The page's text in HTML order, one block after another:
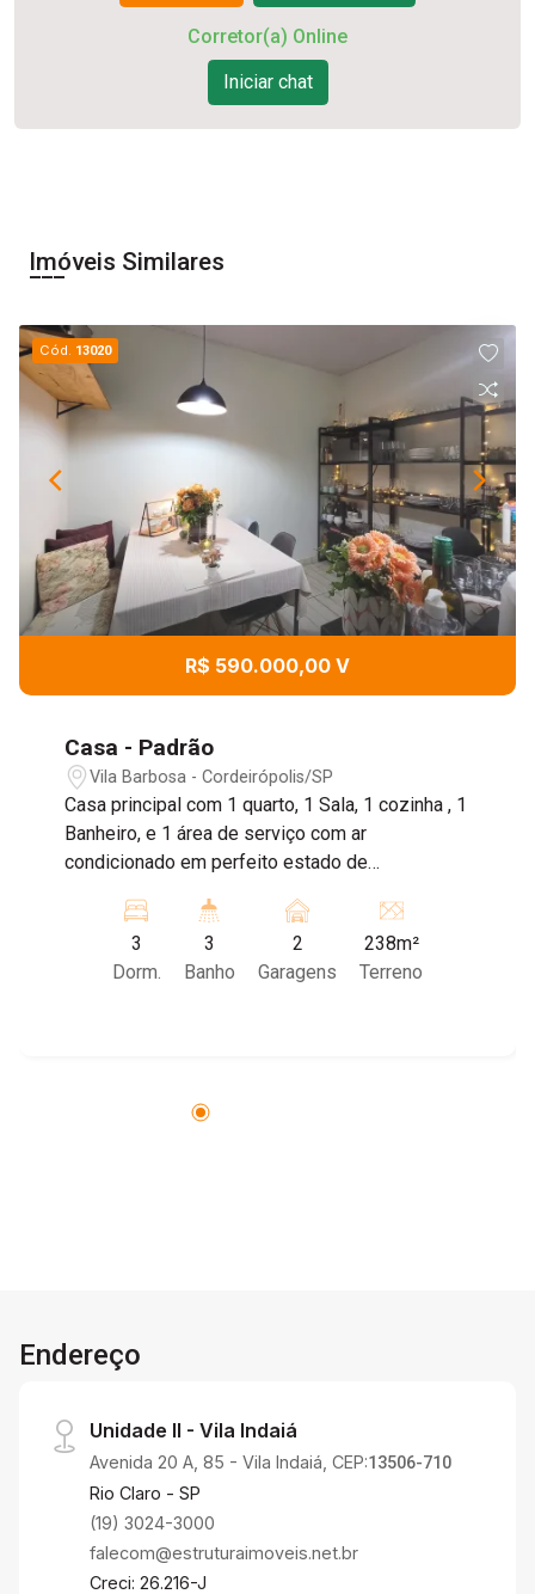
Corretor(a) Online
Iniciar chat
Imóveis Similares
Cód. 13020
R$ 590.000,00 V
Casa - Padrão
Vila Barbosa - Cordeirópolis/SP
Casa principal com 1 quarto, 1 Sala, 1 cozinha , 1
Banheiro, e 1 área de serviço com ar
condicionado em perfeito estado de
para reunir a família. A segunda casa comporta 2
quartos sendo 2 suítes , cozinha e Sala e um
pequeno quintal. As casas podem ser utilizadas
3
Dorm.
3
Banho
2
Garagens
238m²
Terreno
Endereço
Unidade II - Vila Indaiá
Avenida 20 A, 85 - Vila Indaiá, CEP:13506-710
Rio Claro - SP
(19) 3024-3000
falecom@estruturaimoveis.net.br
Creci: 26.216-J